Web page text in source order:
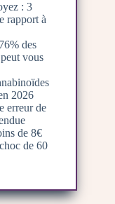
: 3
rapport à
des
vous
2026
erreur de
de 8€
de 60